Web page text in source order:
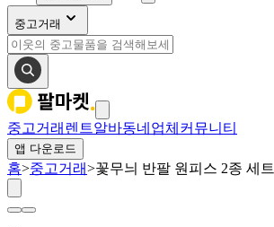
중고거래
중고거래 렌트알바동네업체 커뮤니티
앱 다운로드
홈>중고거래>꽃무늬 반팔 원피스 2종 세트